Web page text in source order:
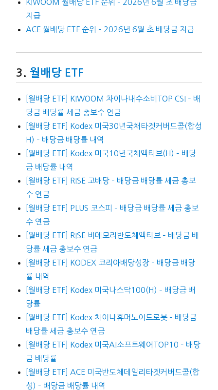
KIWOOM 월배당 ETF 순위 – 2026년 6월 초 배당금
지급
ACE 월배당 ETF 순위 – 2026년 6월 초 배당금 지급
월배당 ETF
[월배당 ETF] KIWOOM 차이나내수소비TOP CSI – 배
당금 배당률 세금 총보수 연금
[월배당 ETF] Kodex 미국30년국채타겟커버드콜(합성
H) – 배당금 배당률 내역
[월배당 ETF] Kodex 미국10년국채액티브(H) – 배당
금 배당률 내역
[월배당 ETF] RISE 고배당 – 배당금 배당률 세금 총보
수 연금
[월배당 ETF] PLUS 코스피 – 배당금 배당률 세금 총보
수 연금
[월배당 ETF] RISE 비메모리반도체액티브 – 배당금 배
당률 세금 총보수 연금
[월배당 ETF] KODEX 코리아배당성장 – 배당금 배당
률 내역
[월배당 ETF] Kodex 미국나스닥100(H) – 배당금 배
당률
[월배당 ETF] Kodex 차이나휴머노이드로봇 – 배당금
배당률 세금 총보수 연금
[월배당 ETF] Kodex 미국AI소프트웨어TOP10 – 배당
금 배당률
[월배당 ETF] ACE 미국반도체데일리타겟커버드콜(합
성) – 배당금 배당률 내역